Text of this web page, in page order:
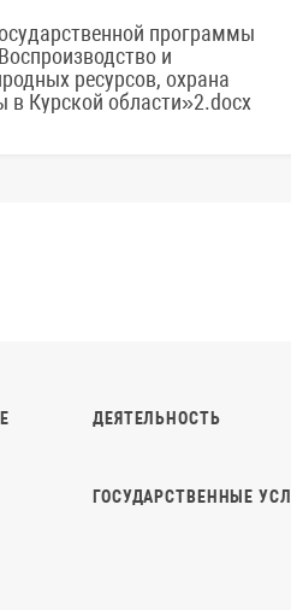
программы
и
ресурсов, охрана
Курской области»2.docx
ДЕЯТЕЛЬНОСТЬ
ГОСУДАРСТВЕННЫЕ